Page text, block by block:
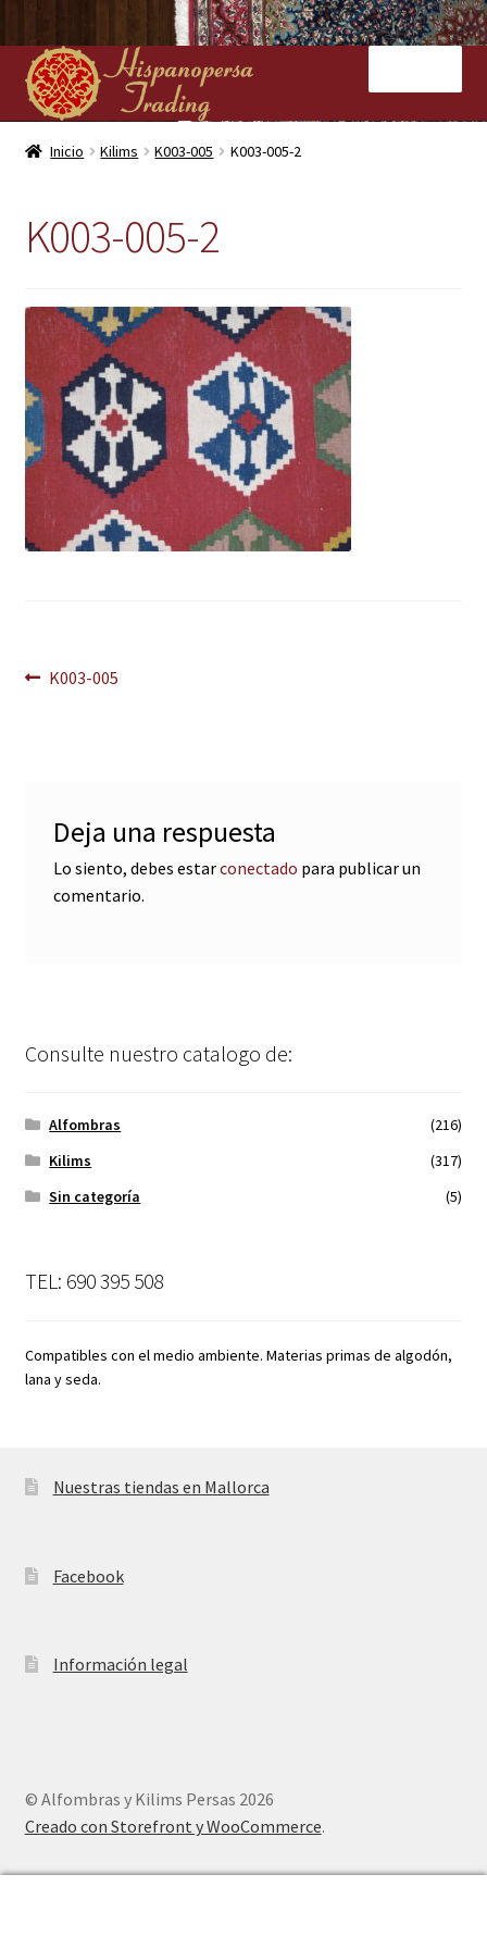
Ir
a
la
navegación
Ir
al
contenido
Inicio
Kilims
Contacto
Inicio Kilims K003-005 K003-005-2
K003-005-2
Navegación
Anterior:
K003-005
Deja una respuesta
Lo siento, debes estarconectado para publicar un
comentario.
Consulte nuestro catalogo de:
Alfombras
(216)
Kilims
(317)
Sin categoría
(5)
TEL: 690 395 508
Compatibles con el medio ambiente. Materias primas de algodón,
lana y seda.
Nuestras tiendas en Mallorca
Facebook
Información legal
© Alfombras y Kilims Persas 2026
Creado con Storefront y WooCommerce.